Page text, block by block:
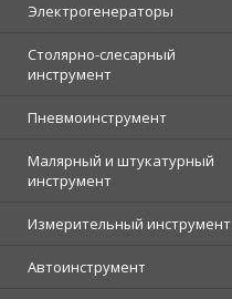
Электрогенераторы
Столярно-слесарный
инструмент
Пневмоинструмент
Малярный и штукатурный
инструмент
Измерительный инструмент
Автоинструмент